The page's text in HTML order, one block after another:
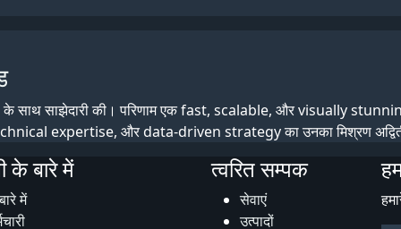
साझेदारी की। परिणाम एक fast, scalable, और visually
expertise, और data-driven strategy का उनका मिश्रण
के बारे में
में
त्वरित सम्पक
सेवाएं
उत्पादों